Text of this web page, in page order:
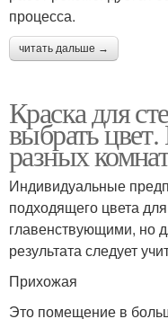
процесса.
читать дальше →
Краска для
выбрать
разных
Индивидуальные
подходящего цвета
главенствующими, но
результата следует
Прихожая
Это помещение в